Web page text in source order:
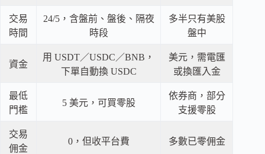
交易
時間
24/5，含盤前、盤後、隔夜
時段
多半只有美股
盤中
資金
用 USDT／USDC／BNB，
下單自動換 USDC
美元，需電匯
或換匯入金
最低
門檻
5 美元，可買零股
依券商，部分
支援零股
交易
佣金
0，但收平台費 多數已零佣金